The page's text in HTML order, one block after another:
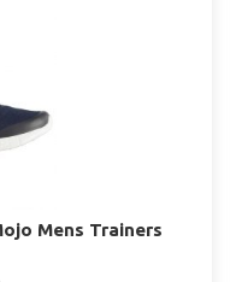
Mens Trainers